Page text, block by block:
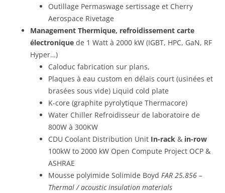
Outillage Permaswage sertissage et Cherry
Aerospace Rivetage
Management Thermique, refroidissement carte
électronique de 1 Watt à 2000 kW (IGBT, HPC, GaN, RF
Hyper…)
Caloduc fabrication sur plans,
Plaques à eau custom en délais court (usinées et
brasées sous vide) Liquid cold plate
K-core (graphite pyrolytique Thermacore)
Water Chiller Refroidisseur de laboratoire de
800W à 300KW
CDU Coolant Distribution Unit In-rack & in-row
100kW to 2000 kW Open Compute Project OCP &
ASHRAE
Mousse polyimide Solimide Boyd FAR 25.856 –
Thermal / acoustic insulation materials